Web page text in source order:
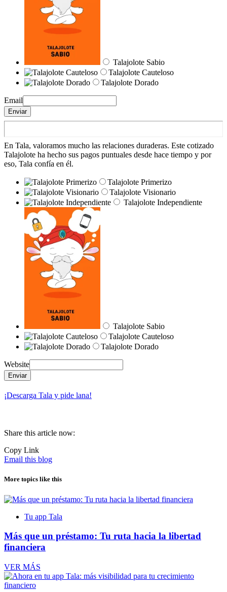
Talajolote Sabio
Talajolote Cauteloso
Talajolote Dorado
Email
Enviar
En Tala, valoramos mucho las relaciones duraderas. Este cotizado
Talajolote ha hecho sus pagos puntuales desde hace tiempo y por
eso, Tala confía en él.
Talajolote Primerizo
Talajolote Visionario
Talajolote Independiente
Talajolote Sabio
Talajolote Cauteloso
Talajolote Dorado
Website
Enviar
¡Descarga Tala y pide lana!
Share this article now:
Copy Link
Email this blog
More topics like this
Tu app Tala
Más que un préstamo: Tu ruta hacia la libertad
financiera
VER MÁS